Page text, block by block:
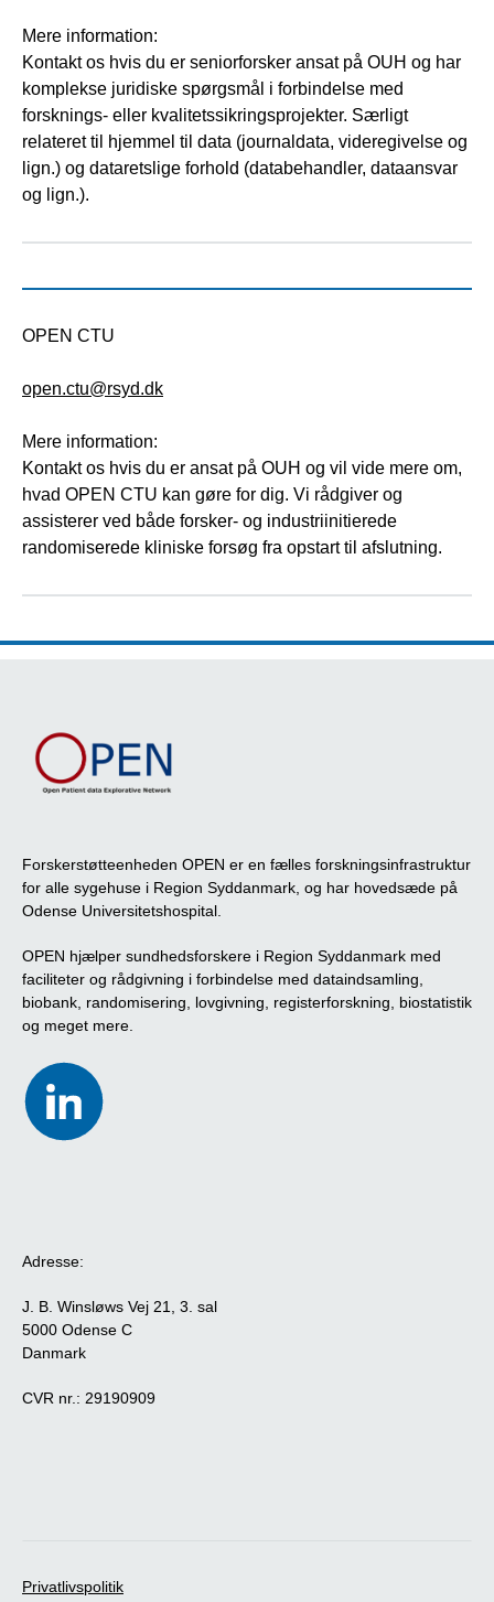
Mere information:
Kontakt os hvis du er seniorforsker ansat på OUH og har
komplekse juridiske spørgsmål i forbindelse med
forsknings- eller kvalitetssikringsprojekter. Særligt
relateret til hjemmel til data (journaldata, videregivelse og
lign.) og dataretslige forhold (databehandler, dataansvar
og lign.).
OPEN CTU
open.ctu@rsyd.dk
Mere information:
Kontakt os hvis du er ansat på OUH og vil vide mere om,
hvad OPEN CTU kan gøre for dig. Vi rådgiver og
assisterer ved både forsker- og industriinitierede
randomiserede kliniske forsøg fra opstart til afslutning.
Forskerstøtteenheden OPEN er en fælles forskningsinfrastruktur
for alle sygehuse i Region Syddanmark, og har hovedsæde på
Odense Universitetshospital.
OPEN hjælper sundhedsforskere i Region Syddanmark med
faciliteter og rådgivning i forbindelse med dataindsamling,
biobank, randomisering, lovgivning, registerforskning, biostatistik
og meget mere.
Adresse:
J. B. Winsløws Vej 21, 3. sal
5000 Odense C
Danmark
CVR nr.: 29190909
Privatlivspolitik